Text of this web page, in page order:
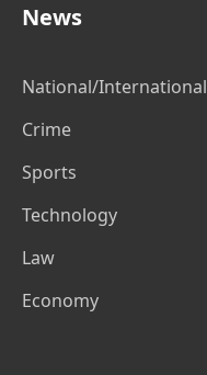
News
National/International
Crime
Sports
Technology
Law
Economy